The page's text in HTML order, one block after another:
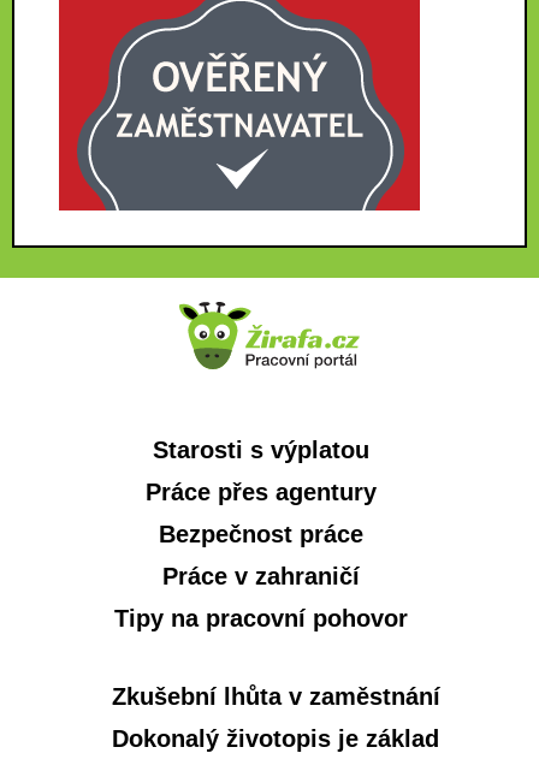
Starosti s výplatou
Práce přes agentury
Bezpečnost práce
Práce v zahraničí
Tipy na pracovní pohovor
Zkušební lhůta v zaměstnání
Dokonalý životopis je základ